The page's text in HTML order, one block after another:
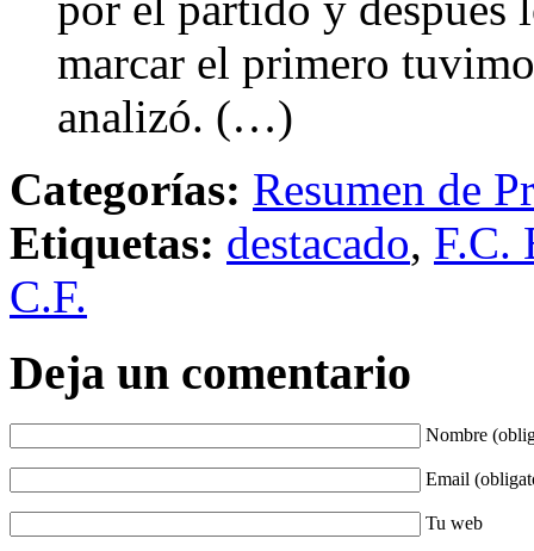
marcar el primero
analizó. (…)
Categorías: Resumen de
Etiquetas: destacado, F.C.
C.F.
Deja un comentario
Nombre
Email
Tu web